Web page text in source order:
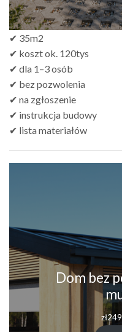
✔ 35m2
✔ koszt ok. 120tys
✔ dla 1–3 osób
✔ bez pozwolenia
✔ na zgłoszenie
✔ instrukcja budowy
✔ lista materiałów
Dom bez
zł